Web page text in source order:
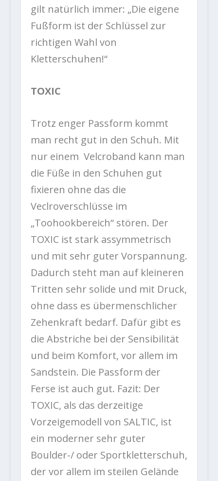
gilt natürlich immer: „Die eigene
Fußform ist der Schlüssel zur
richtigen Wahl von
Kletterschuhen!“
TOXIC
Trotz enger Passform kommt
man recht gut in den Schuh. Mit
nur einem Velcroband kann man
die Füße in den Schuhen gut
fixieren ohne das die
Veclroverschlüsse im
„Toohookbereich“ stören. Der
TOXIC ist stark assymmetrisch
und mit sehr guter Vorspannung.
Dadurch steht man auf kleineren
Tritten sehr solide und mit Druck,
ohne dass es übermenschlicher
Zehenkraft bedarf. Dafür gibt es
die Abstriche bei der Sensibilität
und beim Komfort, vor allem im
Sandstein. Die Passform der
Ferse ist auch gut. Fazit: Der
TOXIC, als das derzeitige
Vorzeigemodell von SALTIC, ist
ein moderner sehr guter
Boulder-/ oder Sportkletterschuh,
der vor allem im steilen Gelände